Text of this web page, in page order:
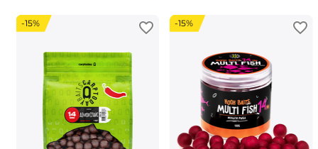
-15% -15%